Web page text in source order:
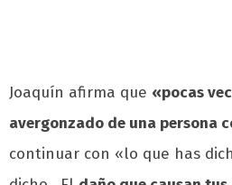
Joaquín afirma que «pocas
avergonzado de una persona
continuar con «lo que has